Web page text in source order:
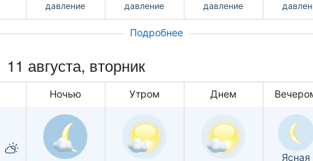
давление
давление
давление
Подробнее
11 августа, вторник
Ночью Утром Днем
Ясная